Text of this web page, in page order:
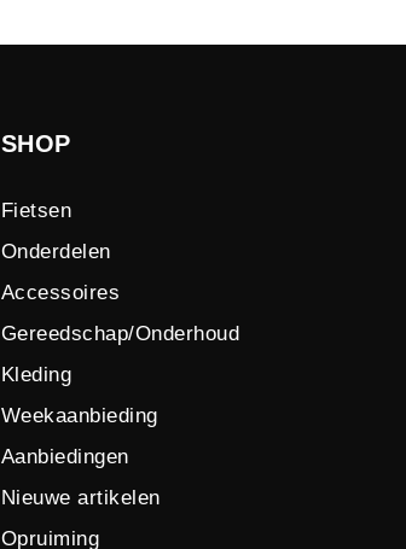
SHOP
Fietsen
Onderdelen
Accessoires
Gereedschap/Onderhoud
Kleding
Weekaanbieding
Aanbiedingen
Nieuwe artikelen
Opruiming